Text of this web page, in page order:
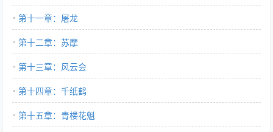
第十一章：屠龙
第十二章：苏摩
第十三章：风云会
第十四章：千纸鹤
第十五章：青楼花魁